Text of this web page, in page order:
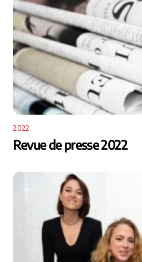
2022
Revue de presse 2022